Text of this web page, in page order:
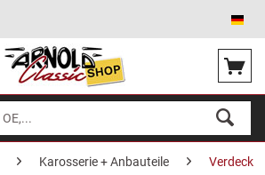
Karosserie + Anbauteile Verdeck